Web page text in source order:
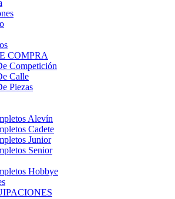
COMPRA
Competición
Calle
Piezas
Alevín
Cadete
Junior
Senior
Hobbye